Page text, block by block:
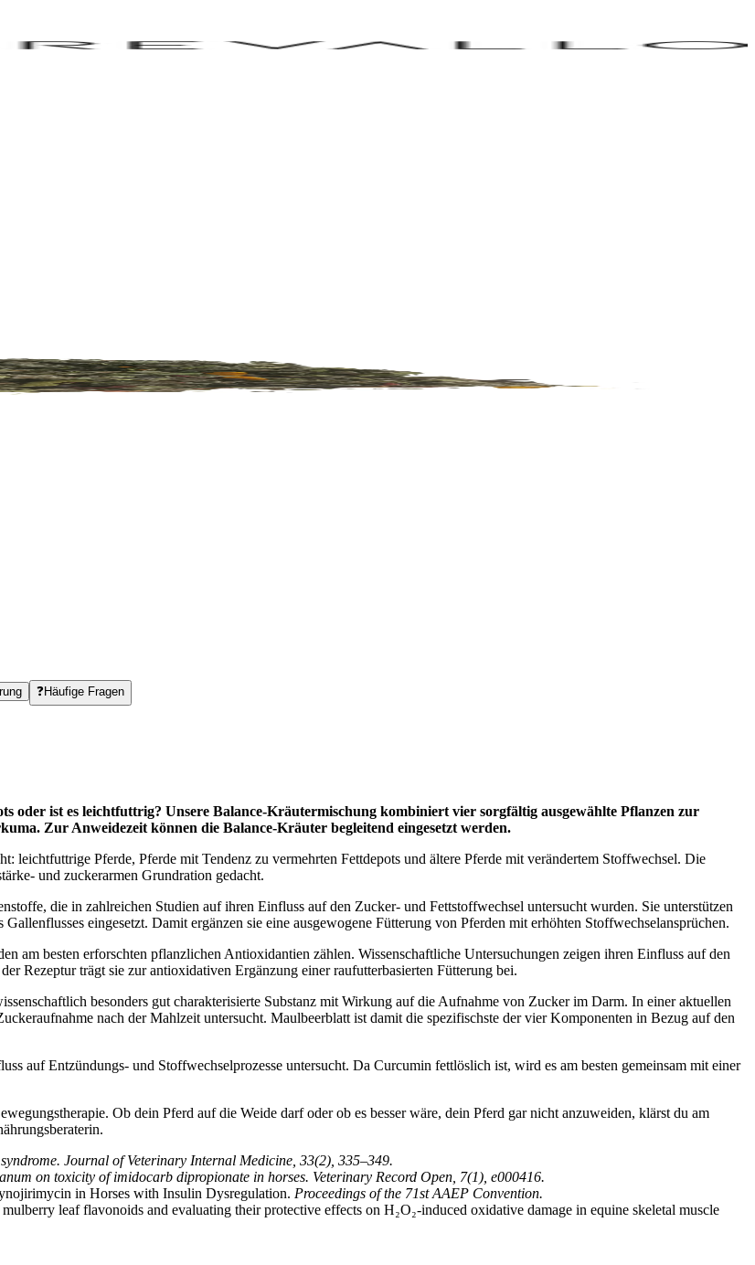
❓Häufige Fragen
oder ist es leichtfuttrig? Unsere Balance-Kräutermischung kombiniert vier sorgfältig ausgewählte Pflanzen zur
Zur Anweidezeit können die Balance-Kräuter begleitend eingesetzt werden.
leichtfuttrige Pferde, Pferde mit Tendenz zu vermehrten Fettdepots und ältere Pferde mit verändertem Stoffwechsel. Die
und zuckerarmen Grundration gedacht.
die in zahlreichen Studien auf ihren Einfluss auf den Zucker- und Fettstoffwechsel untersucht wurden. Sie unterstützen
eingesetzt. Damit ergänzen sie eine ausgewogene Fütterung von Pferden mit erhöhten Stoffwechselansprüchen.
am besten erforschten pflanzlichen Antioxidantien zählen. Wissenschaftliche Untersuchungen zeigen ihren Einfluss auf den
Rezeptur trägt sie zur antioxidativen Ergänzung einer raufutterbasierten Fütterung bei.
besonders gut charakterisierte Substanz mit Wirkung auf die Aufnahme von Zucker im Darm. In einer aktuellen
nach der Mahlzeit untersucht. Maulbeerblatt ist damit die spezifischste der vier Komponenten in Bezug auf den
auf Entzündungs- und Stoffwechselprozesse untersucht. Da Curcumin fettlöslich ist, wird es am besten gemeinsam mit einer
Ob dein Pferd auf die Weide darf oder ob es besser wäre, dein Pferd gar nicht anzuweiden, klärst du am
Journal of Veterinary Internal Medicine, 33(2), 335–349.
on toxicity of imidocarb dipropionate in horses. Veterinary Record Open, 7(1), e000416.
in Horses with Insulin Dysregulation. Proceedings of the 71st AAEP Convention.
leaf flavonoids and evaluating their protective effects on H₂O₂-induced oxidative damage in equine skeletal muscle